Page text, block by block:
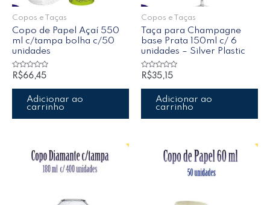
Copos e Taças
Copo de Papel Açaí 550
ml c/tampa bolha c/50
unidades
Avaliação
de
R$66,45
Adicionar ao
carrinho
Copos e Taças
Taça para Champagne
base Prata 150ml c/ 6
unidades – Silver Plastic
Avaliação
de
R$35,15
Adicionar ao
carrinho